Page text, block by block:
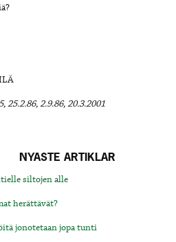
25.2.86, 2.9.86, 20.3.2001
NYASTE ARTIKLAR
siltojen alle
herättävät?
jonotetaan jopa tunti